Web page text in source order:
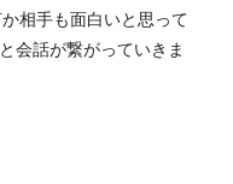
相手も面白いと思って
会話が繋がっていきま